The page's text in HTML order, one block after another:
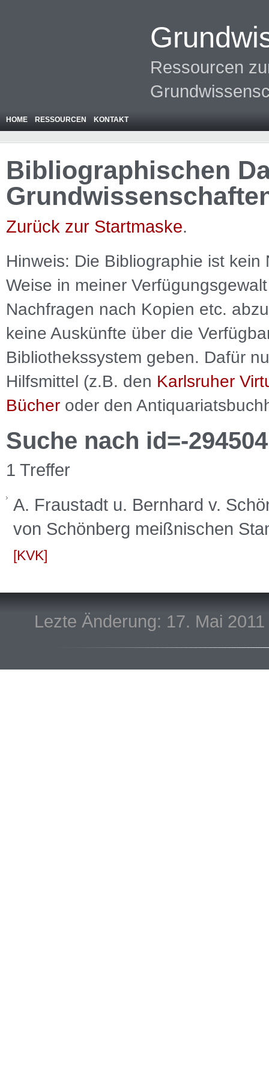
Ressourcen
HOME RESSOURCEN KONTAKT
Bibliographischen
Zurück zur Startmaske.
Hinweis: Die Bibliographie ist kein
Weise in meiner
Nachfragen nach Kopien etc.
keine Auskünfte über die
Bibliothekssystem geben. Dafür
Hilfsmittel (z.B. den Karlsruher
Bücher oder den
Suche nach id=-
1 Treffer
A. Fraustadt u. Bernhard v.
von Schönberg meißnischen
KVK
Lezte Änderung: 17. Mai